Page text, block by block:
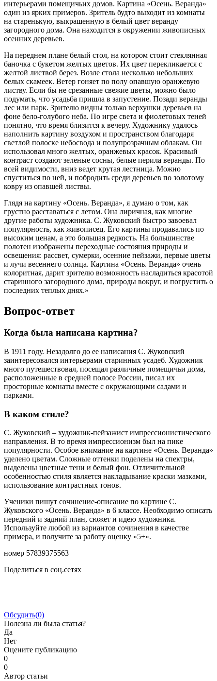
интерьерами помещичьих домов. Картина «Осень. Веранда»
один из ярких примеров. Зритель будто выходит из комнаты
на старенькую, выкрашенную в белый цвет веранду
загородного дома. Она находится в окружении живописных
осенних деревьев.
На переднем плане белый стол, на котором стоит стеклянная
баночка с букетом желтых цветов. Их цвет перекликается с
желтой листвой берез. Возле стола несколько небольших
белых скамеек. Ветер гоняет по полу опавшую оранжевую
листву. Если бы не срезанные свежие цветы, можно было
подумать, что усадьба пришла в запустение. Позади веранды
лес или парк. Зрителю видны только верхушки деревьев на
фоне бело-голубого неба. По игре света и фиолетовых теней
понятно, что время близится к вечеру. Художнику удалось
наполнить картину воздухом и пространством благодаря
светлой полоске небосвода и полупрозрачным облакам. Он
использовал много желтых, оранжевых красок. Красивый
контраст создают зеленые сосны, белые перила веранды. По
всей видимости, вниз ведет крутая лестница. Можно
спуститься по ней, и побродить среди деревьев по золотому
ковру из опавшей листвы.
Глядя на картину «Осень. Веранда», я думаю о том, как
грустно расставаться с летом. Она лиричная, как многие
другие работы художника. С. Жуковский быстро завоевал
популярность, как живописец. Его картины продавались по
высоким ценам, а это большая редкость. На большинстве
полотен изображены переходные состояния природы и
освещения: рассвет, сумерки, осенние пейзажи, первые цветы
и лучи весеннего солнца. Картина «Осень. Веранда» очень
колоритная, дарит зрителю возможность насладиться красотой
старинного загородного дома, природы вокруг, и погрустить о
последних теплых днях.»
Вопрос-ответ
Когда была написана картина?
В 1911 году. Незадолго до ее написания С. Жуковский
заинтересовался интерьерами старинных усадеб. Художник
много путешествовал, посещал различные помещичьи дома,
расположенные в средней полосе России, писал их
просторные комнаты вместе с окружающими садами и
парками.
В каком стиле?
С. Жуковский – художник-пейзажист импрессионистического
направления. В то время импрессионизм был на пике
популярности. Особое внимание на картине «Осень. Веранда»
уделено цветам. Сложные оттенки поделены на спектры,
выделены цветные тени и белый фон. Отличительной
особенностью стиля является накладывание краски мазками,
использование контрастных тонов.
Ученики пишут сочинение-описание по картине С.
Жуковского «Осень. Веранда» в 6 классе. Необходимо описать
передний и задний план, сюжет и идею художника.
Используйте любой из вариантов сочинения в качестве
примера, и получите за работу оценку «5+».
номер 57839375563
Поделиться в соц.сетях
Обсудить(0)
Полезна ли была статья?
Да
Нет
Оцените публикацию
0
0
Автор статьи